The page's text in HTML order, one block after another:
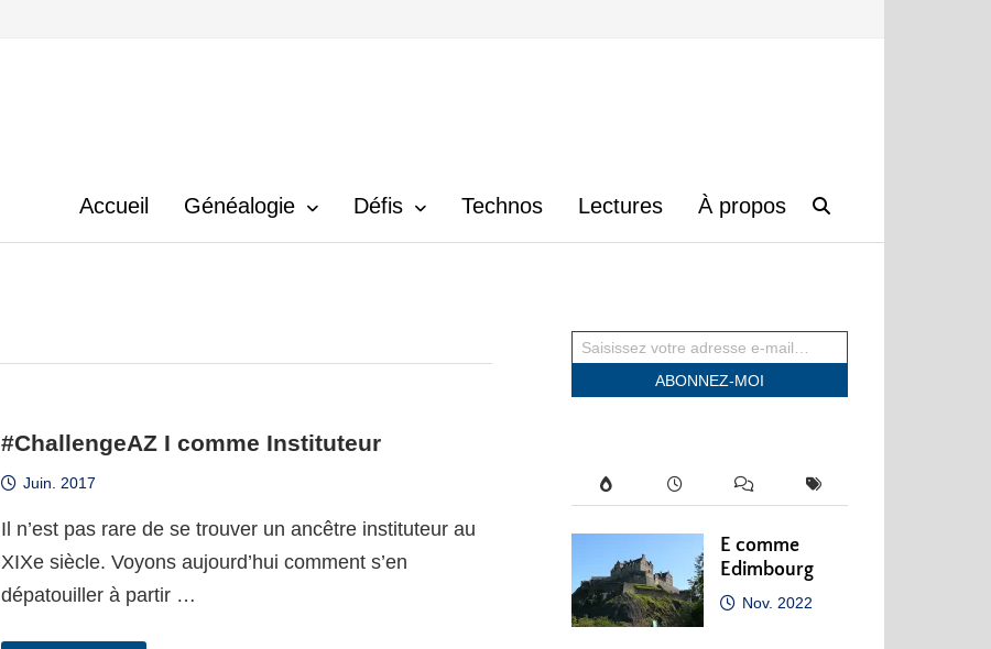
Accueil Généalogie Défis Technos Lectures À propos
#ChallengeAZ I comme Instituteur
Juin. 2017
Il n’est pas rare de se trouver un ancêtre instituteur au
XIXe siècle. Voyons aujourd’hui comment s’en
dépatouiller à partir …
Saisissez votre adresse e-mail…
ABONNEZ-MOI
E comme
Edimbourg
Nov. 2022